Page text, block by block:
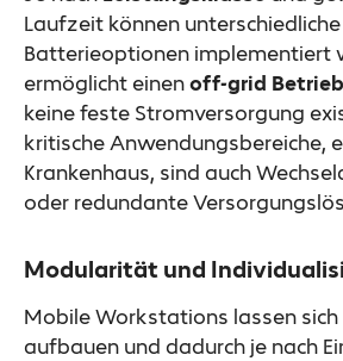
Laufzeit können unterschiedliche
Batterieoptionen implementiert
ermöglicht einenoff-grid Betrieb
keine feste Stromversorgung
kritische Anwendungsbereiche,
Krankenhaus, sind auch
oder redundante
Modularität und
Mobile Workstations lassen
aufbauen und dadurch je nach